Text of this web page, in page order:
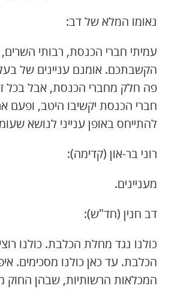
נאומו המלא של דב:
עמיתי חברי הכנסת, רבותי
הקשבתכם. אומנם עניינים של
פה חלק מחברי הכנסת, אבל בכל
חברי הכנסת יקשיבו היטב, ופעם
להתייחס באופן ענייני לנושא
רוני בר-און (קדימה):
מעניינים.
דב חנין (חד"ש):
כולנו נגד מחלת הכלבת. כולנו
הכלבת. עד כאן כולנו מסכימים.
המכלאות הרשותיות, שבהן החוק